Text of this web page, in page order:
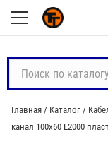
с
к
Главная / Каталог /
канал 100х60 L2000